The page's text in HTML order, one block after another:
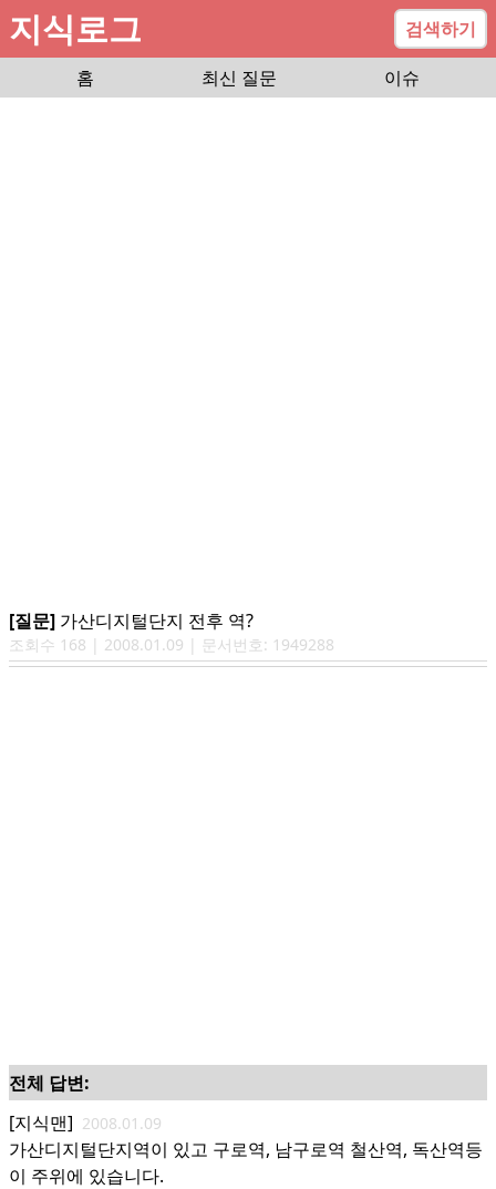
지식로그
검색하기
홈
최신 질문 이슈
[질문] 가산디지털단지 전후 역?
조회수 168 | 2008.01.09 | 문서번호: 1949288
전체 답변:
[지식맨] 2008.01.09
가산디지털단지역이 있고 구로역, 남구로역 철산역, 독산역등
이 주위에 있습니다.